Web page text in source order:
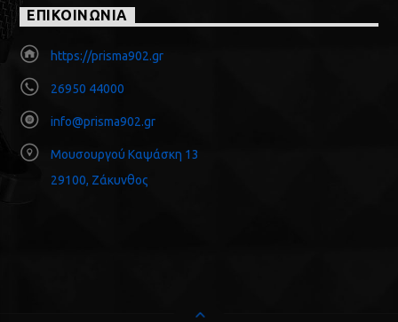
ΕΠΙΚΟΙΝΩΝΙΑ
https://prisma902.gr
26950 44000
info@prisma902.gr
Μουσουργού Καψάσκη 13
29100, Ζάκυνθος